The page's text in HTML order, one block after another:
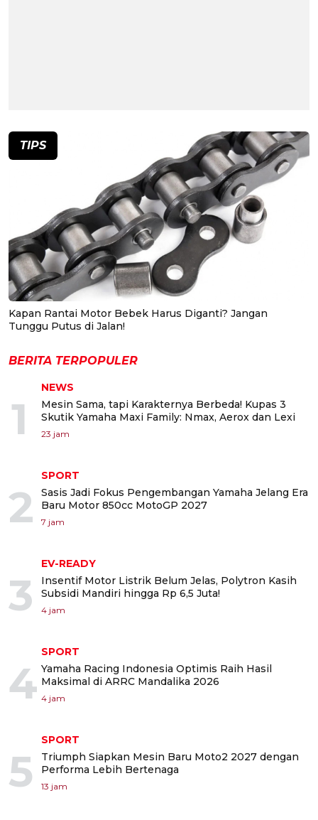
TIPS
Kapan Rantai Motor Bebek Harus Diganti? Jangan
Tunggu Putus di Jalan!
BERITA TERPOPULER
1
NEWS
Mesin Sama, tapi Karakternya Berbeda! Kupas 3
Skutik Yamaha Maxi Family: Nmax, Aerox dan Lexi
23 jam
2
SPORT
Sasis Jadi Fokus Pengembangan Yamaha Jelang Era
Baru Motor 850cc MotoGP 2027
7 jam
3
EV-READY
Insentif Motor Listrik Belum Jelas, Polytron Kasih
Subsidi Mandiri hingga Rp 6,5 Juta!
4 jam
4
SPORT
Yamaha Racing Indonesia Optimis Raih Hasil
Maksimal di ARRC Mandalika 2026
4 jam
5
SPORT
Triumph Siapkan Mesin Baru Moto2 2027 dengan
Performa Lebih Bertenaga
13 jam